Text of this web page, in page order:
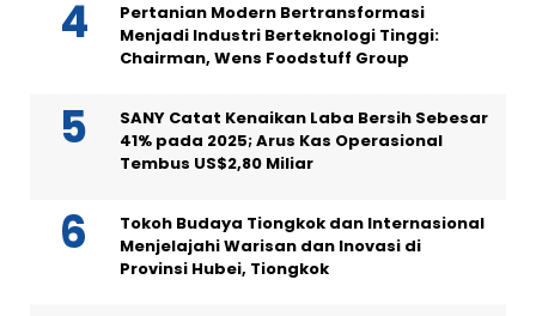
Pertanian Modern Bertransformasi
Menjadi Industri Berteknologi Tinggi:
Chairman, Wens Foodstuff Group
SANY Catat Kenaikan Laba Bersih Sebesar
41% pada 2025; Arus Kas Operasional
Tembus US$2,80 Miliar
Tokoh Budaya Tiongkok dan Internasional
Menjelajahi Warisan dan Inovasi di
Provinsi Hubei, Tiongkok